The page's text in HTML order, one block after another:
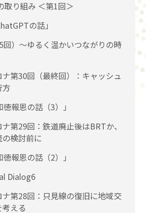
取り組み ＜第1回＞
の話」
回）～ゆるく温かいつながりの時
第30回（最終回）：キャッシュ
方
報恩の話（3）」
第29回：鉄道廃止後はBRTか、
検討前に
報恩の話（2）」
Dialog6
第28回：只見線の復旧に地域交
える